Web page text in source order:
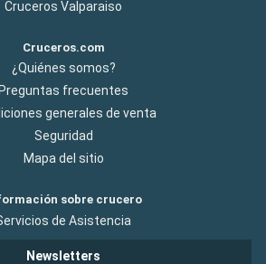
Cruceros Valparaiso
Cruceros.com
¿Quiénes somos?
Preguntas frecuentes
generales de venta
Seguridad
Mapa del sitio
sobre crucero
de Asistencia
Newsletters